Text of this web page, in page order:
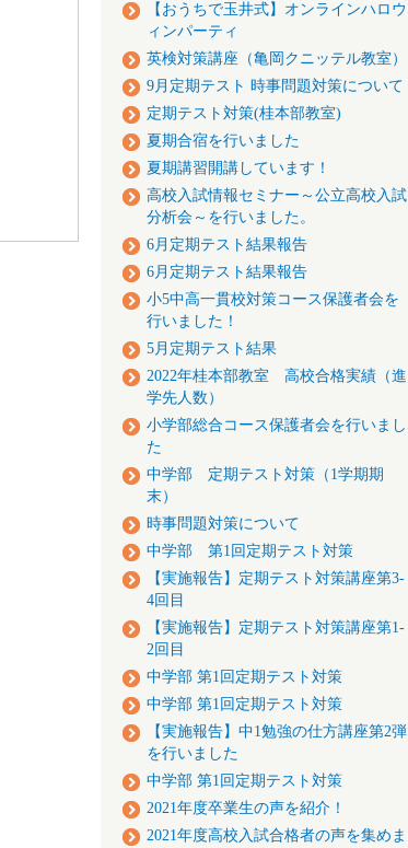
【おうちで玉井式】オンラインハロウ
ィンパーティ
英検対策講座（亀岡クニッテル教室）
9月定期テスト 時事問題対策について
定期テスト対策(桂本部教室)
夏期合宿を行いました
夏期講習開講しています！
高校入試情報セミナー～公立高校入試
分析会～を行いました。
6月定期テスト結果報告
6月定期テスト結果報告
小5中高一貫校対策コース保護者会を
行いました！
5月定期テスト結果
2022年桂本部教室 高校合格実績（進
学先人数）
小学部総合コース保護者会を行いまし
た
中学部 定期テスト対策（1学期期
末）
時事問題対策について
中学部 第1回定期テスト対策
【実施報告】定期テスト対策講座第3-
4回目
【実施報告】定期テスト対策講座第1-
2回目
中学部 第1回定期テスト対策
中学部 第1回定期テスト対策
【実施報告】中1勉強の仕方講座第2弾
を行いました
中学部 第1回定期テスト対策
2021年度卒業生の声を紹介！
2021年度高校入試合格者の声を集めま